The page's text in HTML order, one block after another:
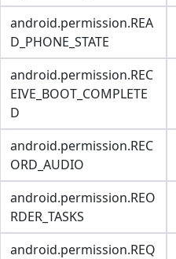
android.permission.REA
D_PHONE_STATE
android.permission.REC
EIVE_BOOT_COMPLETE
D
android.permission.REC
ORD_AUDIO
android.permission.REO
RDER_TASKS
android.permission.REQ